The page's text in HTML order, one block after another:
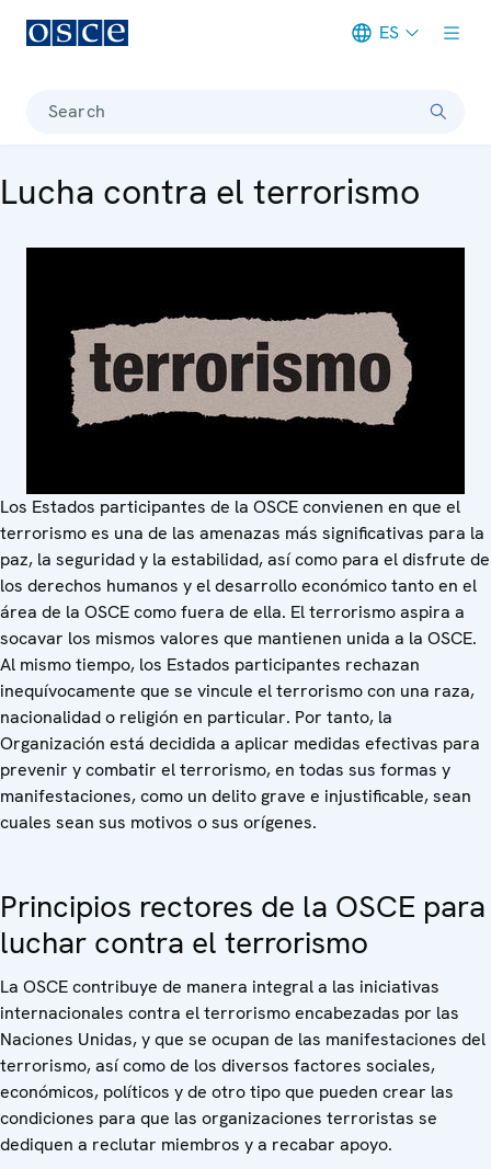
ES
Search
Lucha contra el terrorismo
Los Estados participantes de la OSCE convienen en que el
terrorismo es una de las amenazas más significativas para la
paz, la seguridad y la estabilidad, así como para el disfrute de
los derechos humanos y el desarrollo económico tanto en el
área de la OSCE como fuera de ella. El terrorismo aspira a
socavar los mismos valores que mantienen unida a la OSCE.
Al mismo tiempo, los Estados participantes rechazan
inequívocamente que se vincule el terrorismo con una raza,
nacionalidad o religión en particular. Por tanto, la
Organización está decidida a aplicar medidas efectivas para
prevenir y combatir el terrorismo, en todas sus formas y
manifestaciones, como un delito grave e injustificable, sean
cuales sean sus motivos o sus orígenes.
Principios rectores de la OSCE para
luchar contra el terrorismo
La OSCE contribuye de manera integral a las iniciativas
internacionales contra el terrorismo encabezadas por las
Naciones Unidas, y que se ocupan de las manifestaciones del
terrorismo, así como de los diversos factores sociales,
económicos, políticos y de otro tipo que pueden crear las
condiciones para que las organizaciones terroristas se
dediquen a reclutar miembros y a recabar apoyo.